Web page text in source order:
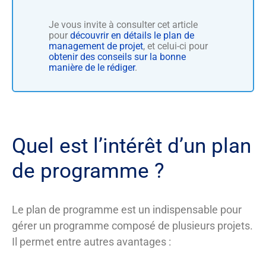
Je vous invite à consulter cet article
pour découvrir en détails le plan de
management de projet, et celui-ci pour
obtenir des conseils sur la bonne
manière de le rédiger.
Quel est l’intérêt d’un plan
de programme ?
Le plan de programme est un indispensable pour
gérer un programme composé de plusieurs projets.
Il permet entre autres avantages :